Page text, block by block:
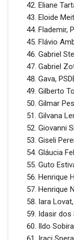
Eliane
Eloide
Flademir,
Flávio
Gabriel
Gabriel
Gava,
Gilberto
Gilmar
Gilvana
Giovanni
Giseli
Gláucia
Guto
Henrique
Henrique
Iara
Idasir dos
Ildo